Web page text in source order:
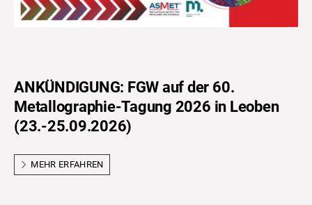
ANKÜNDIGUNG: FGW auf der 60.
Metallographie-Tagung 2026 in Leoben
(23.-25.09.2026)
MEHR ERFAHREN